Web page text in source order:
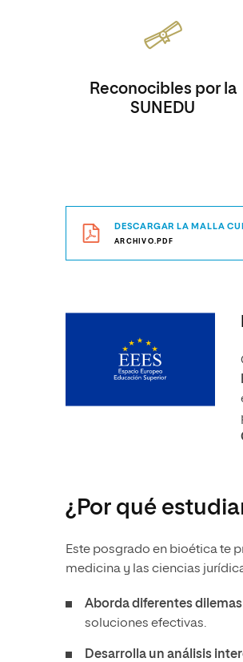
Reconocibles por la
SUNEDU
DESCARGAR LA MALLA
ARCHIVO.PDF
¿Por qué
Este posgrado en bioética te
medicina y las ciencias
Aborda diferentes
soluciones efectivas.
Desarrolla un análisis